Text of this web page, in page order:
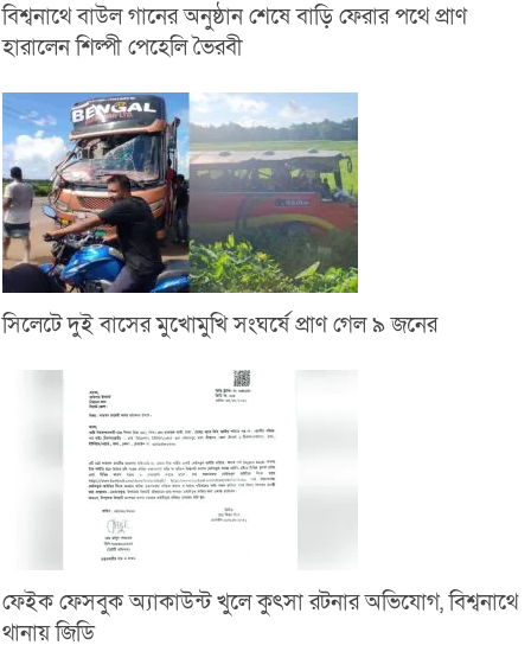
বিশ্বনাথে বাউল গানের অনুষ্ঠান শেষে বাড়ি ফেরার পথে প্রাণ
হারালেন শিল্পী পেহেলি ভৈরবী
সিলেটে দুই বাসের মুখোমুখি সংঘর্ষে প্রাণ গেল ৯ জনের
ফেইক ফেসবুক অ্যাকাউন্ট খুলে কুৎসা রটনার অভিযোগ, বিশ্বনাথে
থানায় জিডি